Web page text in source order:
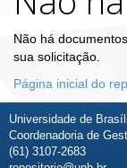
Não há
sua solicitação.
Página inicial do
Universidade de
Coordenadoria de
(61) 3107-2683